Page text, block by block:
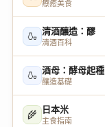
療癒美食
🍶 清酒釀造：醪
清酒百科
🍶 酒母：酵母起種
釀造基礎
🌾 日本米
主食指南